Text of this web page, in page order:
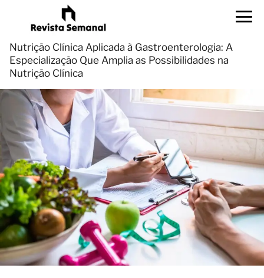
Nutrição Clínica Aplicada à Gastroenterologia: A
Especialização Que Amplia as Possibilidades na
Nutrição Clínica